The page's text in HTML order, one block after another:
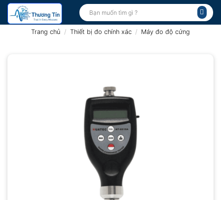
Bỏ
qua
Tìm
kiếm:
Trang chủ / Thiết bị đo chính xác / Máy đo độ cứng